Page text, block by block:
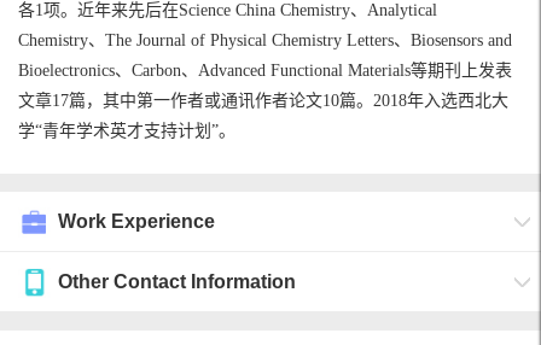
各1项。近年来先后在Science China Chemistry、Analytical
Chemistry、The Journal of Physical Chemistry Letters、Biosensors and
Bioelectronics、Carbon、Advanced Functional Materials等期刊上发表
文章17篇，其中第一作者或通讯作者论文10篇。2018年入选西北大
学“青年学术英才支持计划”。
Work Experience
Other Contact Information